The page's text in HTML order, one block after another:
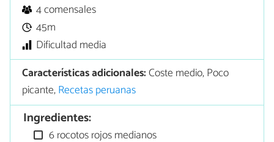
4 comensales
45m
Dificultad media
Características adicionales:Coste medio, Poco
picante,Recetas peruanas
Ingredientes:
6 rocotos rojos medianos